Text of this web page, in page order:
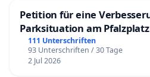
Petition für eine
Parksituation am
111 Unterschriften
93 Unterschriften / 30 Tage
2 Jul 2026